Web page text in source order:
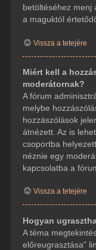
betöltéséhez menj
a maguktól
Vissza a tetejére
Miért kell a
moderátornak?
A fórum
melybe
hozzászólások
átnézett. Az is
csoportba
néznie egy
kapcsolatba a
Vissza a tetejére
Hogyan
A téma
előreugrasztása”